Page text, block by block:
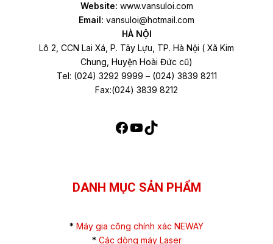
Website: www.vansuloi.com
Email: vansuloi@hotmail.com
HÀ NỘI
Lô 2, CCN Lai Xá, P. Tây Lựu, TP. Hà Nội ( Xã Kim
Chung, Huyện Hoài Đức cũ)
Tel: (024) 3292 9999 – (024) 3839 8211
Fax:(024) 3839 8212
DANH MỤC SẢN PHẨM
* Máy gia công chính xác NEWAY
* Các dòng máy Laser